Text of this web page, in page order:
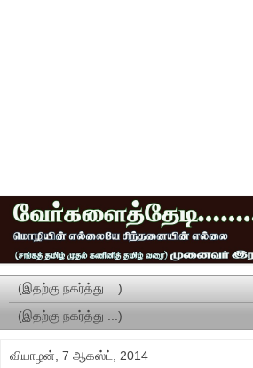
வியாழன், 7 ஆகஸ்ட், 2014